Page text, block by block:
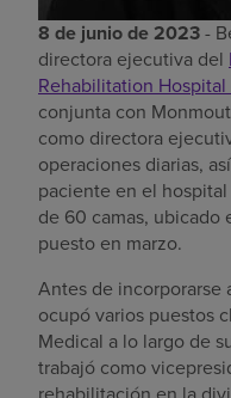
8 de junio de 2023-
directora ejecutiva del
Rehabilitation
conjunta con
como directora
operaciones diarias,
paciente en el
de 60 camas, ubicado
puesto en marzo.
Antes de incorporarse
ocupó varios puestos
Medical a lo largo de
trabajó como